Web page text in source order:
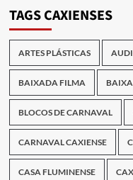
TAGS CAXIENSES
ARTES PLÁSTICAS
BAIXADA FILMA
BLOCOS DE CARNAVAL
CARNAVAL CAXIENSE
CASA FLUMINENSE